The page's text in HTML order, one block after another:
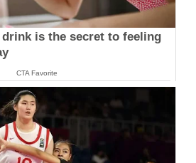
is the secret to feeling
CTA Favorite